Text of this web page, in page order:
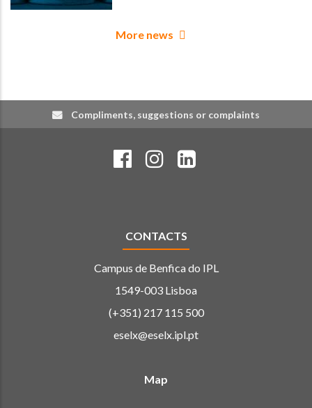
More news
Compliments, suggestions or complaints
CONTACTS
Campus de Benfica do IPL
1549-003 Lisboa
(+351) 217 115 500
eselx@eselx.ipl.pt
Map